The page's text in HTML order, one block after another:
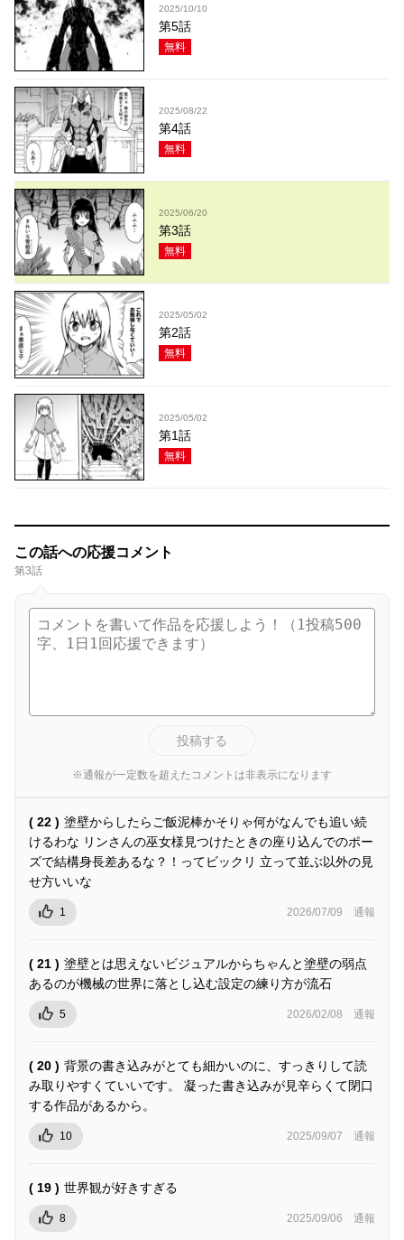
2025/10/10
第5話
無料
2025/08/22
第4話
無料
2025/06/20
第3話
無料
2025/05/02
第2話
無料
2025/05/02
第1話
無料
この話への応援コメント
第3話
投稿する
※通報が一定数を超えたコメントは非表示になります
( 22 ) 塗壁からしたらご飯泥棒かそりゃ何がなんでも追い続
けるわな リンさんの巫女様見つけたときの座り込んでのポー
ズで結構身長差あるな？！ってビックリ 立って並ぶ以外の見
せ方いいな
1 2026/07/09 通報
( 21 ) 塗壁とは思えないビジュアルからちゃんと塗壁の弱点
あるのが機械の世界に落とし込む設定の練り方が流石
5 2026/02/08 通報
( 20 ) 背景の書き込みがとても細かいのに、すっきりして読
み取りやすくていいです。 凝った書き込みが見辛らくて閉口
する作品があるから。
10 2025/09/07 通報
( 19 ) 世界観が好きすぎる
8 2025/09/06 通報